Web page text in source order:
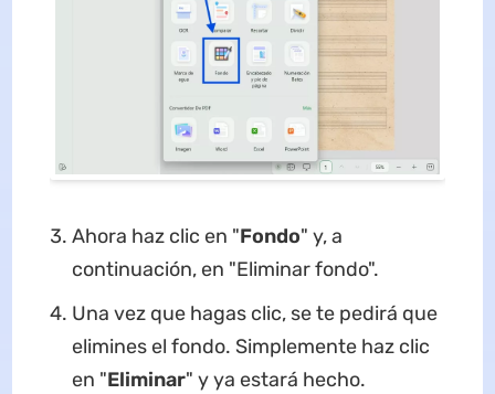
Ahora haz clic en "Fondo" y, a
continuación, en "Eliminar fondo".
Una vez que hagas clic, se te pedirá que
elimines el fondo. Simplemente haz clic
en "Eliminar" y ya estará hecho.